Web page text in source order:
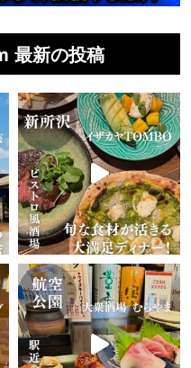
最新の投稿